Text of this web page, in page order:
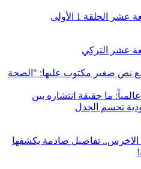
1 الأولى
عشر التركي
ما حقيقة انتشاره بين
تحسم الجدل
الاخرس.. تفاصيل صادمة يكشفها